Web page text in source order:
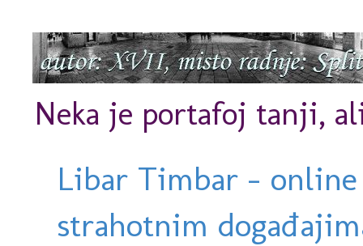
Neka je portafoj tanji,
Libar Timbar -
strahotnim